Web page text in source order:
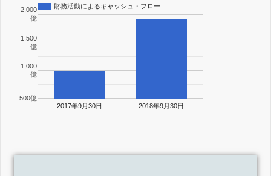
財務活動によるキャッシュ・フロー
2017年9月30日 2018年9月30日
500億
1,000
億
1,500
億
2,000
億